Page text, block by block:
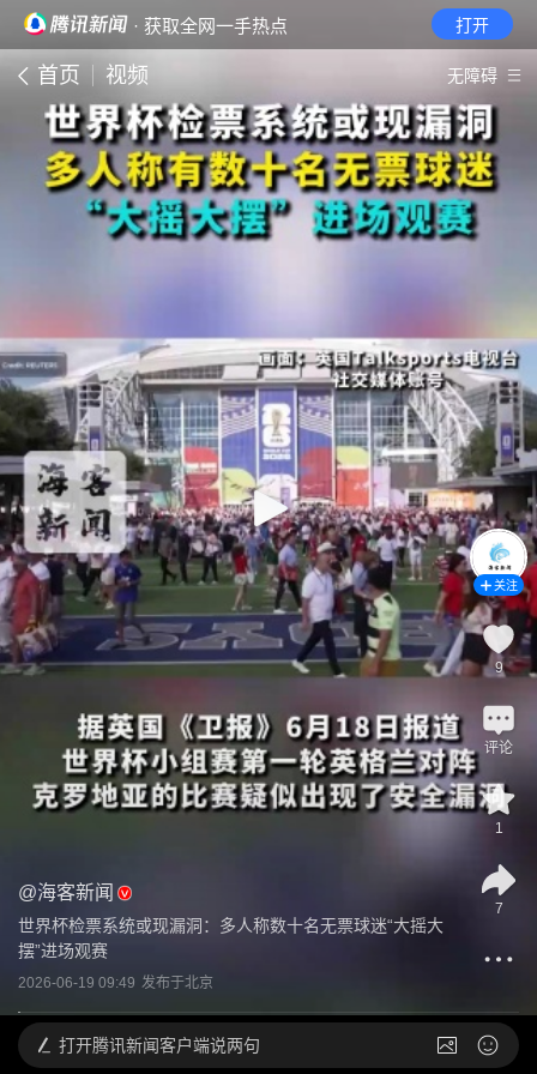
· 获取全网一手热点 打开
首页 视频 无障碍
@海客新闻
世界杯检票系统或现漏洞：多人称数十名无票球迷“大摇大
摆”进场观赛
2026-06-19 09:49 发布于北京
关注
9
评论
1
7
打开腾讯新闻客户端说两句